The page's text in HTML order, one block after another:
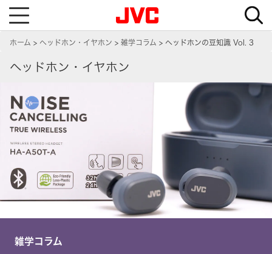
T
l
a
g
a
t
i
o
ホーム ヘッドホン・イヤホン 雑学コラム ヘッドホンの豆知識 Vol. 3
ヘッドホン・イヤホン
雑学コラム